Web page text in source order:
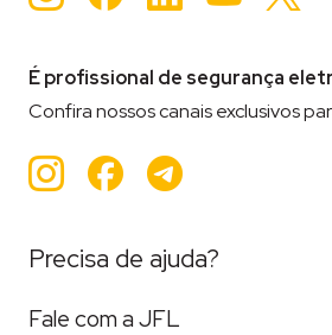
É profissional de segurança
Confira nossos canais exclusivos
Instagram
Facebook
Teleram
Precisa de ajuda?
Fale com a JFL